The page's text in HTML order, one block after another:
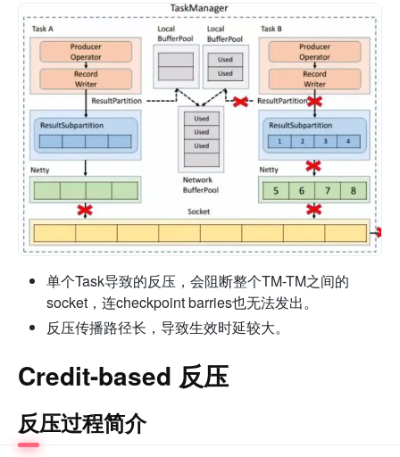
单个Task导致的反压，会阻断整个TM-TM之间的
socket，连checkpoint barries也无法发出。
反压传播路径长，导致生效时延较大。
Credit-based 反压
反压过程简介